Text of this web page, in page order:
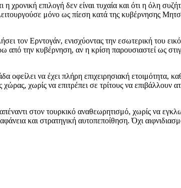
χρονική επιλογή δεν είναι τυχαία και ότι η όλη
μόνο ως πίεση κατά της κυβέρνησης
τον Ερντογάν, ενισχύοντας την εσωτερική του
την κυβέρνηση, αν η κρίση παρουσιαστεί ως
οφείλει να έχει πλήρη επιχειρησιακή ετοιμότητα,
χωρίς να επιτρέπει σε τρίτους να επιβάλλουν
στον τουρκικό αναθεωρητισμό, χωρίς να
και στρατηγική αυτοπεποίθηση. Όχι